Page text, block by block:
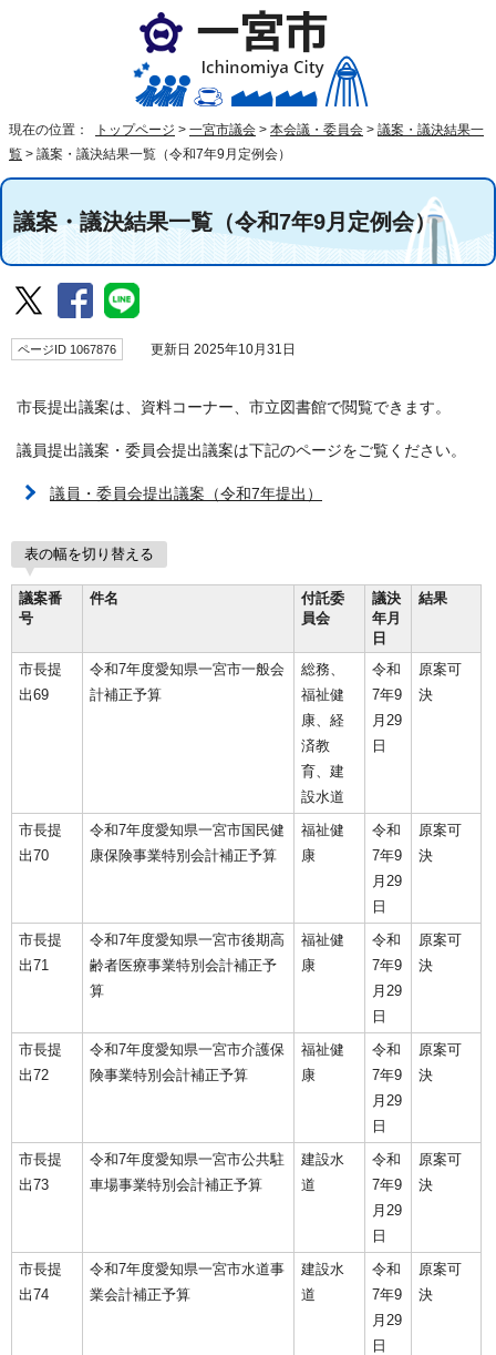
現在の位置： トップページ > 一宮市議会 > 本会議・委員会 > 議案・議決結果一
覧 > 議案・議決結果一覧（令和7年9月定例会）
議案・議決結果一覧（令和7年9月定例会）
ページID 1067876 更新日 2025年10月31日
市長提出議案は、資料コーナー、市立図書館で閲覧できます。
議員提出議案・委員会提出議案は下記のページをご覧ください。
議員・委員会提出議案（令和7年提出）
表の幅を切り替える
議案番
号
件名
付託委
員会
議決
年月
日
結果
市長提
出69
令和7年度愛知県一宮市一般会
計補正予算
総務、
福祉健
康、経
済教
育、建
設水道
令和
7年9
月29
日
原案可
決
市長提
出70
令和7年度愛知県一宮市国民健
康保険事業特別会計補正予算
福祉健
康
令和
7年9
月29
日
原案可
決
市長提
出71
令和7年度愛知県一宮市後期高
齢者医療事業特別会計補正予
算
福祉健
康
令和
7年9
月29
日
原案可
決
市長提
出72
令和7年度愛知県一宮市介護保
険事業特別会計補正予算
福祉健
康
令和
7年9
月29
日
原案可
決
市長提
出73
令和7年度愛知県一宮市公共駐
車場事業特別会計補正予算
建設水
道
令和
7年9
月29
日
原案可
決
市長提
出74
令和7年度愛知県一宮市水道事
業会計補正予算
建設水
道
令和
7年9
月29
日
原案可
決